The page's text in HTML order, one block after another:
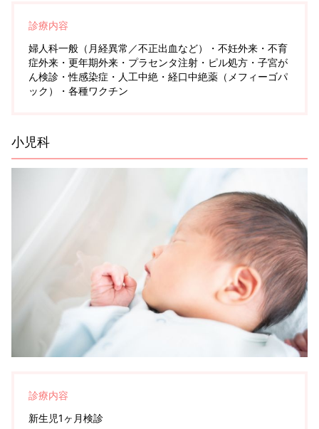
診療内容
婦人科一般（月経異常／不正出血など）・不妊外来・不育
症外来・更年期外来・プラセンタ注射・ピル処方・子宮が
ん検診・性感染症・人工中絶・経口中絶薬（メフィーゴパ
ック）・各種ワクチン
小児科
診療内容
新生児1ヶ月検診